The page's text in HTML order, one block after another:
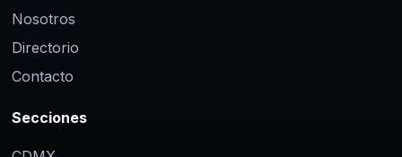
Nosotros
Directorio
Contacto
Secciones